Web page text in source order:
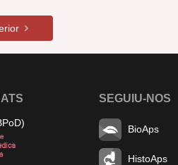
SEGUIU-NOS
BioAps
HistoAps